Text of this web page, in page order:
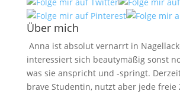
Über mich
Anna ist absolut vernarrt in
interessiert sich beautymäßig sonst
was sie anspricht und -springt.
brave Studentin, nutzt aber jede freie